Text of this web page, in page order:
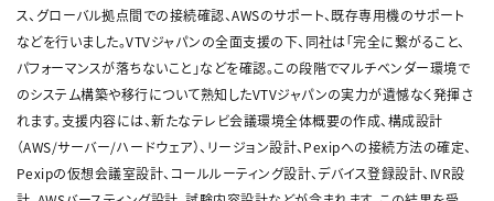
ス、グローバル拠点間での接続確認、AWSのサポート、既存専用機のサポート
などを行いました。VTVジャパンの全面支援の下、同社は「完全に繋がること、
パフォーマンスが落ちないこと」などを確認。この段階でマルチベンダー環境で
のシステム構築や移行について熟知したVTVジャパンの実力が遺憾なく発揮さ
れます。支援内容には、新たなテレビ会議環境全体概要の作成、構成設計
（AWS/サーバー/ハードウェア）、リージョン設計、Pexipへの接続方法の確定、
Pexipの仮想会議室設計、コールルーティング設計、デバイス登録設計、IVR設